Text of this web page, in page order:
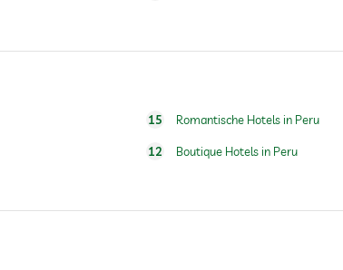
15 Romantische Hotels in Peru
12 Boutique Hotels in Peru